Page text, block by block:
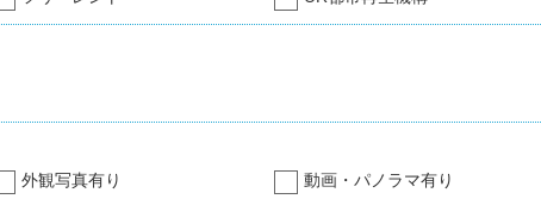
外観写真有り 動画・パノラマ有り